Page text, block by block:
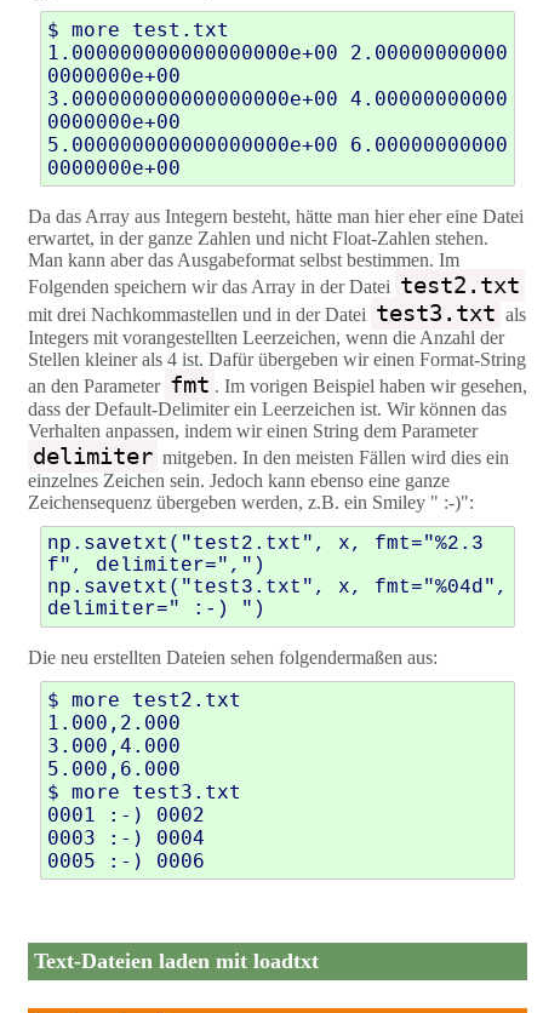
$ more test.txt
1.000000000000000000e+00 2.00000000000
0000000e+00
3.000000000000000000e+00 4.00000000000
0000000e+00
5.000000000000000000e+00 6.00000000000
0000000e+00
Da das Array aus Integern besteht, hätte man hier eher eine Datei
erwartet, in der ganze Zahlen und nicht Float-Zahlen stehen.
Man kann aber das Ausgabeformat selbst bestimmen. Im
Folgenden speichern wir das Array in der Datei test2.txt
mit drei Nachkommastellen und in der Datei test3.txt als
Integers mit vorangestellten Leerzeichen, wenn die Anzahl der
Stellen kleiner als 4 ist. Dafür übergeben wir einen Format-String
an den Parameter fmt . Im vorigen Beispiel haben wir gesehen,
dass der Default-Delimiter ein Leerzeichen ist. Wir können das
Verhalten anpassen, indem wir einen String dem Parameter
delimiter mitgeben. In den meisten Fällen wird dies ein
einzelnes Zeichen sein. Jedoch kann ebenso eine ganze
Zeichensequenz übergeben werden, z.B. ein Smiley " :-)":
np . savetxt ( "test2.txt" , x, fmt="%2.3
f" , delimiter="," )
np . savetxt ( "test3.txt" , x, fmt="%04d" ,
delimiter=" :-) " )
Die neu erstellten Dateien sehen folgendermaßen aus:
$ more test2.txt
1.000,2.000
3.000,4.000
5.000,6.000
$ more test3.txt
0001 :-) 0002
0003 :-) 0004
0005 :-) 0006
Text-Dateien laden mit loadtxt